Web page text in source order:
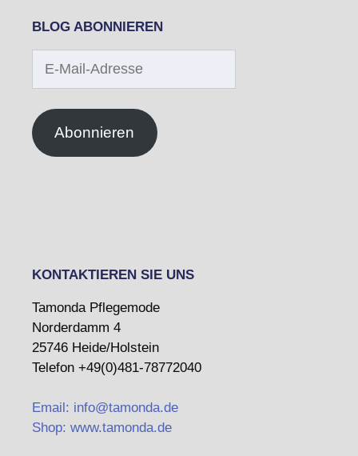
BLOG ABONNIEREN
Mail-
Abonnieren
KONTAKTIEREN SIE UNS
Tamonda Pflegemode
Norderdamm 4
25746 Heide/Holstein
Telefon +49(0)481-78772040
Email: info@tamonda.de
Shop: www.tamonda.de